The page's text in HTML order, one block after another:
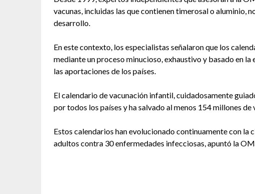
vacunas, incluidas las que contienen timerosal o aluminio,
desarrollo.
En este contexto, los especialistas señalaron que los
mediante un proceso minucioso, exhaustivo y basado en
las aportaciones de los países.
El calendario de vacunación infantil, cuidadosamente
por todos los países y ha salvado al menos 154 millones de
Estos calendarios han evolucionado continuamente con la
adultos contra 30 enfermedades infecciosas, apuntó la